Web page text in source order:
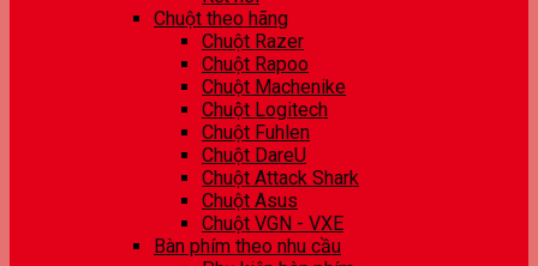
Chuột theo hãng
Chuột Razer
Chuột Rapoo
Chuột Machenike
Chuột Logitech
Chuột Fuhlen
Chuột DareU
Chuột Attack Shark
Chuột Asus
Chuột VGN - VXE
Bàn phím theo nhu cầu